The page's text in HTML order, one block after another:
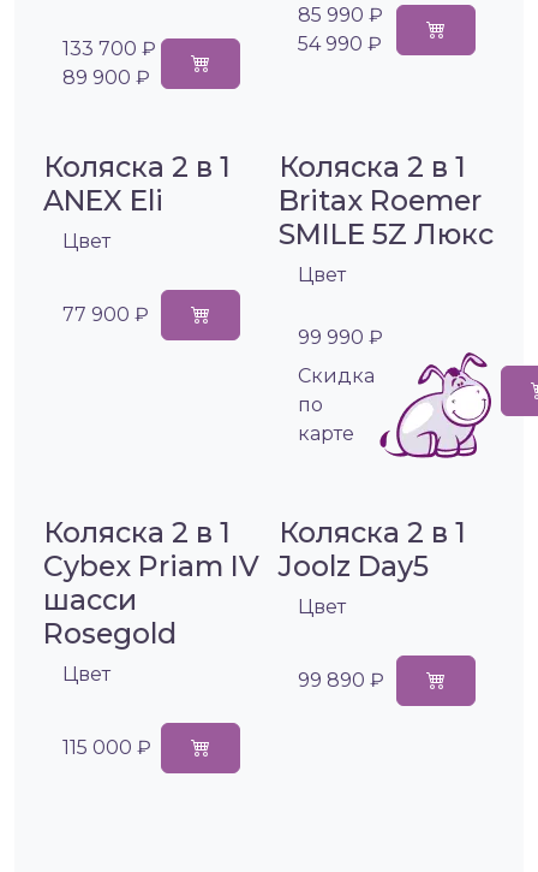
133 700 ₽
89 900 ₽
85 990 ₽
54 990 ₽
Коляска 2 в 1
ANEX Eli
Цвет
77 900 ₽
Коляска 2 в 1
Britax Roemer
SMILE 5Z Люкс
Цвет
99 990 ₽
Cкидка
по
карте
Коляска 2 в 1
Cybex Priam IV
шасси
Rosegold
Цвет
115 000 ₽
Коляска 2 в 1
Joolz Day5
Цвет
99 890 ₽